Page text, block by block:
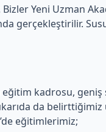
Yeni Uzman
gerçekleştirilir.
kadrosu, geniş
da belirttiğimiz
eğitimlerimiz;